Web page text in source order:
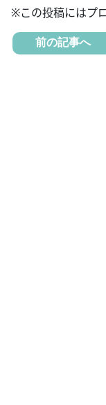
※この投稿にはプ
前の記事へ